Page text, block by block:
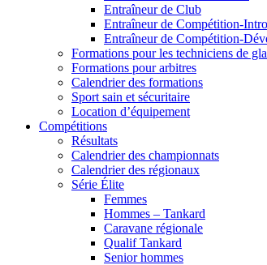
Entraîneur de Club
Entraîneur de Compétition-
Entraîneur de Compétition-
Formations pour les techniciens de
Formations pour arbitres
Calendrier des formations
Sport sain et sécuritaire
Location d’équipement
Compétitions
Résultats
Calendrier des championnats
Calendrier des régionaux
Série Élite
Femmes
Hommes – Tankard
Caravane régionale
Qualif Tankard
Senior hommes